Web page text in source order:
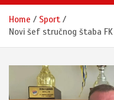
Home
Sport
Novi šef stručnog štaba